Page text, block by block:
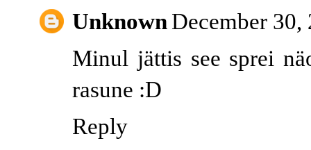
UnknownDecember 30,
Minul jättis see sprei
rasune :D
Reply